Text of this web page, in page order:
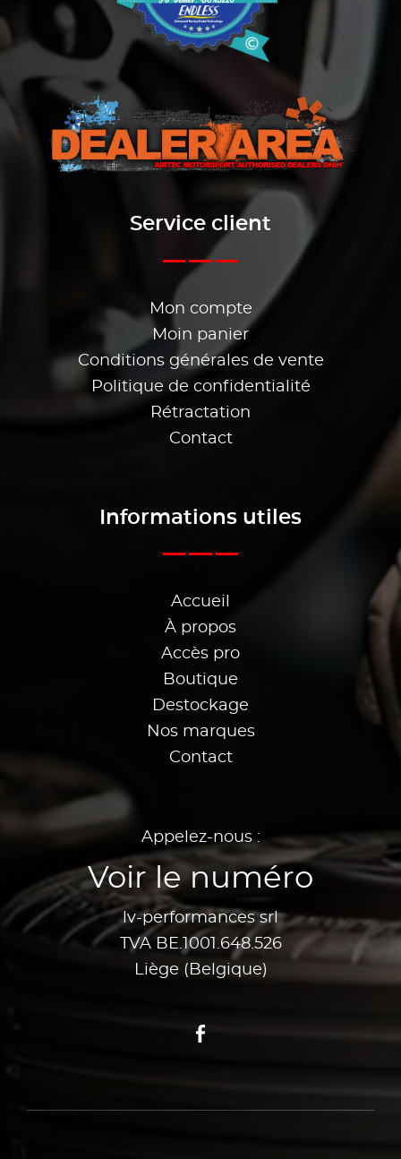
Service client
Mon compte
Moin panier
Conditions générales de vente
Politique de confidentialité
Rétractation
Contact
Informations utiles
Accueil
À propos
Accès pro
Boutique
Destockage
Nos marques
Contact
Appelez-nous :
Voir le numéro
lv-performances srl
TVA BE.1001.648.526
Liège (Belgique)